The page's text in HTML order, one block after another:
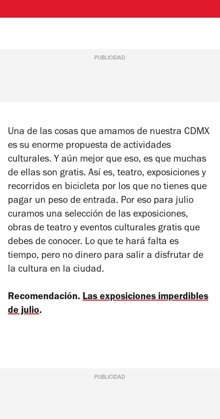
PUBLICIDAD
Una de las cosas que amamos de nuestra CDMX
es su enorme propuesta de actividades
culturales. Y aún mejor que eso, es que muchas
de ellas son gratis. Así es, teatro, exposiciones y
recorridos en bicicleta por los que no tienes que
pagar un peso de entrada. Por eso para julio
curamos una selección de las exposiciones,
obras de teatro y eventos culturales gratis que
debes de conocer. Lo que te hará falta es
tiempo, pero no dinero para salir a disfrutar de
la cultura en la ciudad.
Recomendación. Las exposiciones imperdibles
de julio.
PUBLICIDAD